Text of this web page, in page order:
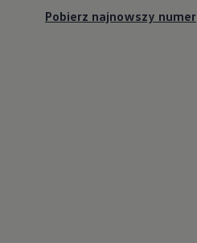
Pobierz najnowszy numer